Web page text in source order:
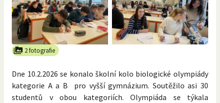
2 fotografie
Dne 10.2.2026 se konalo školní kolo biologické olympiády
kategorie A a B pro vyšší gymnázium. Soutěžilo asi 30
studentů v obou kategoriích. Olympiáda se týkala